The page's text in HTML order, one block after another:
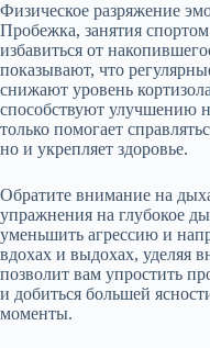
Физическое разряжение
Пробежка, занятия
избавиться от
показывают, что
снижают уровень
способствуют улучшению
только помогает
но и укрепляет здоровье.
Обратите внимание на
упражнения на глубокое
уменьшить агрессию и
вдохах и выдохах, уделяя
позволит вам упростить
и добиться большей
моменты.